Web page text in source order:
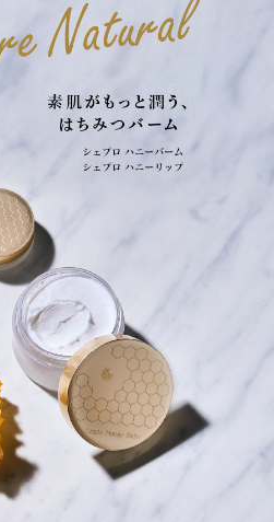
シェプロについて
はちみつ
新着情報
オンラインショップ／商品紹介